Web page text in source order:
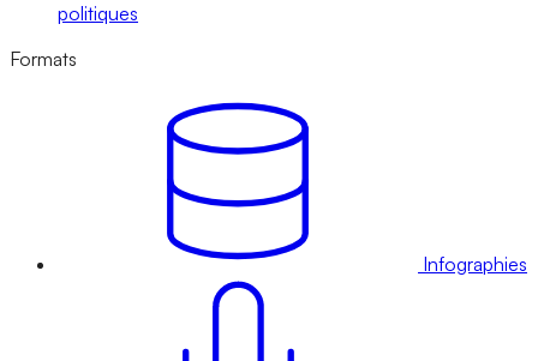
politiques
Formats
Infographies